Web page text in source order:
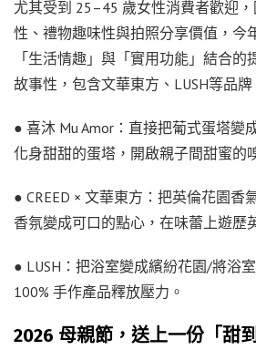
尤其受到 25–45 歲女性消費者歡迎
性、禮物趣味性與拍照分享價值，今
「生活情趣」與「實用功能」結合
故事性，包含文華東方、LUSH等品牌
● 喜沐 Mu Amor：直接把葡式蛋塔變
化身甜甜的蛋塔，開啟親子間甜蜜的
● CREED × 文華東方：把英倫花園香
香氛變成可口的點心，在味蕾上遊歷
● LUSH：把浴室變成繽紛花園/將浴
100% 手作產品釋放壓力。
2026 母親節，送上一份「甜